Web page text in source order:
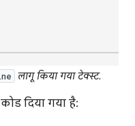
लागू किया गया टेक्स्ट.
दिया गया है: